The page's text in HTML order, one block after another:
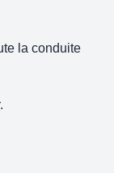
la conduite
.